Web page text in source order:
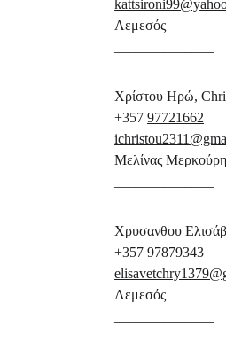
Λεμεσός
Χρίστου Ηρώ,
+357 97721662
Μελίνας
Χρυσανθου
+357 97879343
Λεμεσός